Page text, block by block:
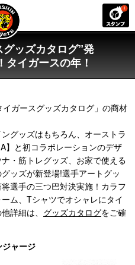
ッズカタログ”発
イガースの年！
ガースグッズカタログ」の商材
グッズはもちろん、オーストラ
】と初コラボレーションのデザ
・筋トレグッズ、お家で使える
ッズが新登場!選手アートグッ
選手の三つ巴対決実施！カラフ
ム、Tシャツでオシャレにタイ
詳細は、 グッズカタログをご確
ャージ